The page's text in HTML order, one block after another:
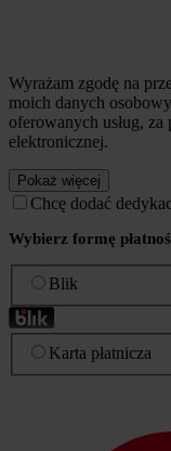
Wyrażam zgodę na
moich danych
oferowanych usług,
elektronicznej.
Pokaż więcej
Chcę dodać
Wybierz formę
Blik
Karta płatnicza